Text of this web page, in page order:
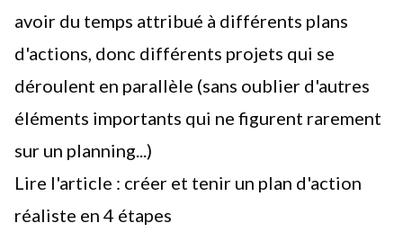
avoir du temps attribué à différents plans
d'actions, donc différents projets qui se
déroulent en parallèle (sans oublier d'autres
éléments importants qui ne figurent rarement
sur un planning...)
Lire l'article : créer et tenir un plan d'action
réaliste en 4 étapes